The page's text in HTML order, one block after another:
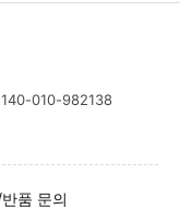
140-010-982138
품 문의